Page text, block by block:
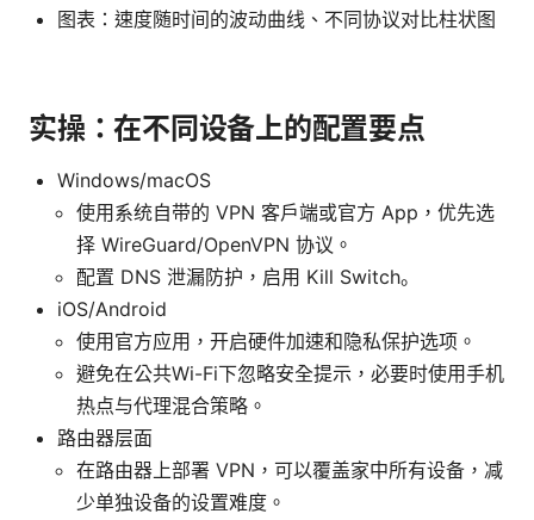
图表：速度随时间的波动曲线、不同协议对比柱状图
实操：在不同设备上的配置要点
Windows/macOS
使用系统自带的 VPN 客户端或官方 App，优先选
择 WireGuard/OpenVPN 协议。
配置 DNS 泄漏防护，启用 Kill Switch。
iOS/Android
使用官方应用，开启硬件加速和隐私保护选项。
避免在公共Wi-Fi下忽略安全提示，必要时使用手机
热点与代理混合策略。
路由器层面
在路由器上部署 VPN，可以覆盖家中所有设备，减
少单独设备的设置难度。